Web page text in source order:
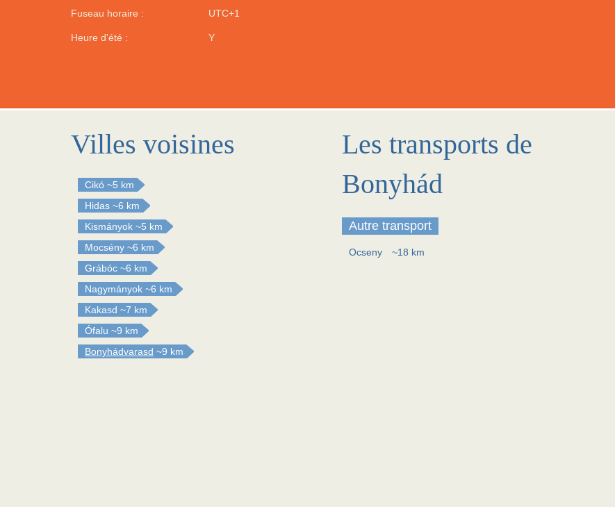
Fuseau horaire : UTC+1
Heure d'été : Y
Villes voisines
Cikó ~5 km
Hidas ~6 km
Kismányok ~5 km
Mocsény ~6 km
Grábóc ~6 km
Nagymányok ~6 km
Kakasd ~7 km
Ófalu ~9 km
Bonyhádvarasd ~9 km
Les transports de
Bonyhád
Autre transport
Ocseny ~18 km